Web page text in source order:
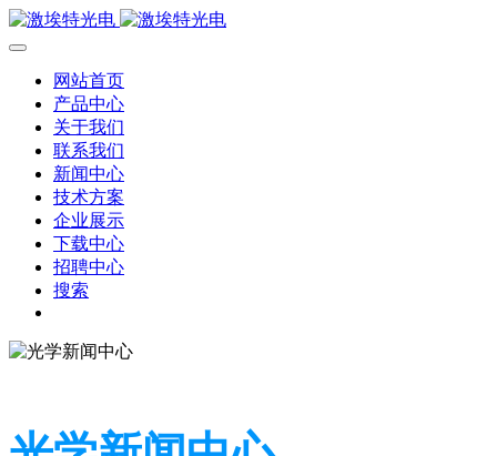
网站首页
产品中心
关于我们
联系我们
新闻中心
技术方案
企业展示
下载中心
招聘中心
搜索